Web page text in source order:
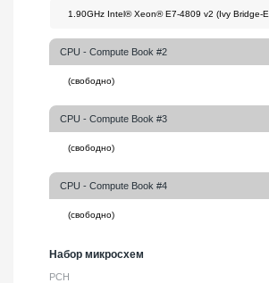
CPU - Compute Book #2
CPU - Compute Book #3
CPU - Compute Book #4
Набор микросхем
PCH